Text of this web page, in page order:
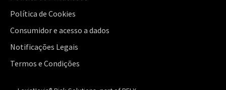
Política de Cookies
Consumidor e acesso a dados
Notificações Legais
Termos e Condições